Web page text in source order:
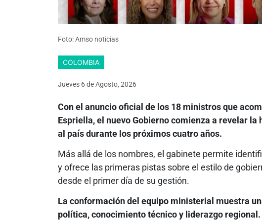
Foto: Amso noticias
COLOMBIA
Jueves 6deAgosto, 2026
Con el anuncio oficial de los 18 ministros que
Espriella, el nuevo Gobierno comienza a revelar
al país durante los próximos cuatro años.
Más allá de los nombres, el gabinete permite
y ofrece las primeras pistas sobre el estilo de
desde el primer día de su gestión.
La conformación del equipo ministerial muestra
política, conocimiento técnico y liderazgo regional.